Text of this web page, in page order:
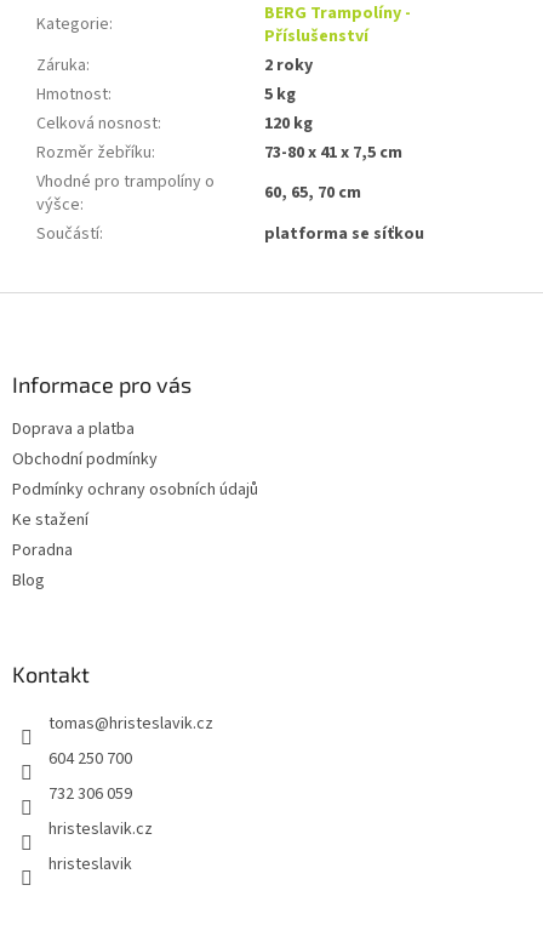
Kategorie:
BERG Trampolíny -
Příslušenství
Záruka:
2 roky
Hmotnost:
5 kg
Celková nosnost:
120 kg
Rozměr žebříku:
73-80 x 41 x 7,5 cm
Vhodné pro trampolíny o
výšce:
60, 65, 70 cm
Součástí: platforma se síťkou
Informace pro vás
Doprava a platba
Obchodní podmínky
Podmínky ochrany osobních údajů
Ke stažení
Poradna
Blog
Kontakt
tomas@hristeslavik.cz
604 250 700
732 306 059
hristeslavik.cz
hristeslavik